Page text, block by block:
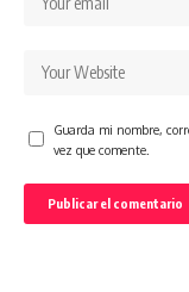
Guarda mi nombre,
vez que comente.